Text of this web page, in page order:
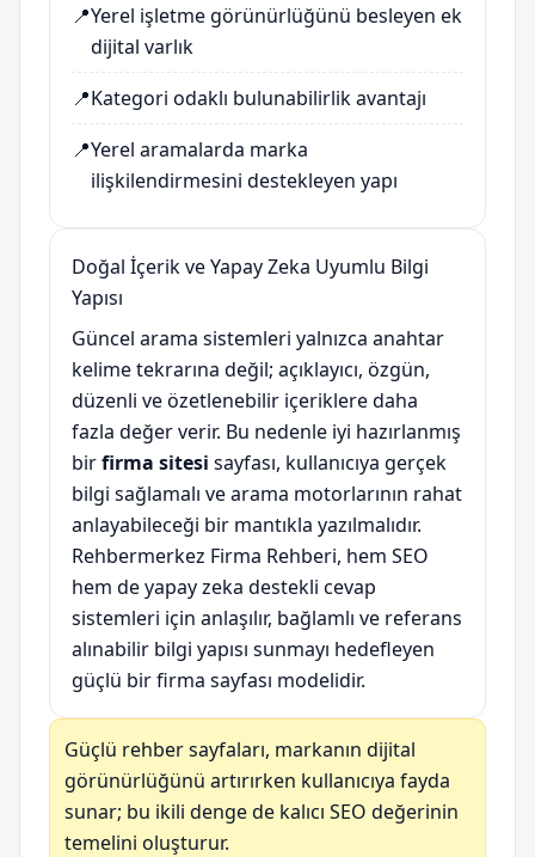
📍Yerel işletme görünürlüğünü besleyen ek
dijital varlık
📍Kategori odaklı bulunabilirlik avantajı
📍Yerel aramalarda marka
ilişkilendirmesini destekleyen yapı
Doğal İçerik ve Yapay Zeka Uyumlu Bilgi
Yapısı
Güncel arama sistemleri yalnızca anahtar
kelime tekrarına değil; açıklayıcı, özgün,
düzenli ve özetlenebilir içeriklere daha
fazla değer verir. Bu nedenle iyi hazırlanmış
birfirma sitesi sayfası, kullanıcıya gerçek
bilgi sağlamalı ve arama motorlarının rahat
anlayabileceği bir mantıkla yazılmalıdır.
Rehbermerkez Firma Rehberi, hem SEO
hem de yapay zeka destekli cevap
sistemleri için anlaşılır, bağlamlı ve referans
alınabilir bilgi yapısı sunmayı hedefleyen
güçlü bir firma sayfası modelidir.
Güçlü rehber sayfaları, markanın dijital
görünürlüğünü artırırken kullanıcıya fayda
sunar; bu ikili denge de kalıcı SEO değerinin
temelini oluşturur.